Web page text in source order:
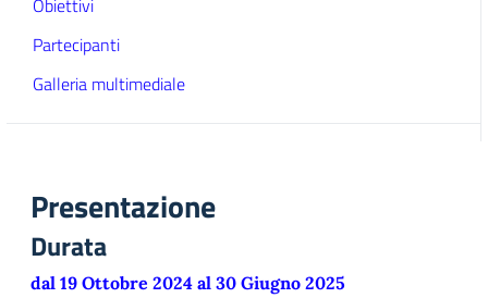
Obiettivi
Partecipanti
Galleria multimediale
Presentazione
Durata
dal 19 Ottobre 2024 al 30 Giugno 2025